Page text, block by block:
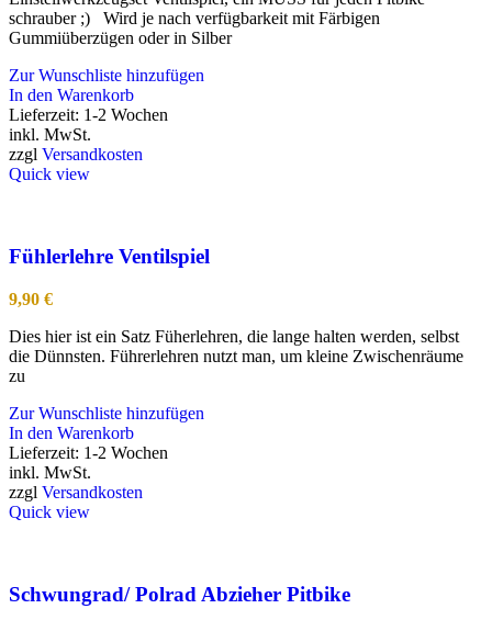
schrauber ;) Wird je nach verfügbarkeit mit Färbigen
Gummiüberzügen oder in Silber
Zur Wunschliste hinzufügen
In den Warenkorb
Lieferzeit: 1-2 Wochen
inkl. MwSt.
zzgl Versandkosten
Quick view
Fühlerlehre Ventilspiel
9,90 €
Dies hier ist ein Satz Füherlehren, die lange halten werden, selbst
die Dünnsten. Führerlehren nutzt man, um kleine Zwischenräume
zu
Zur Wunschliste hinzufügen
In den Warenkorb
Lieferzeit: 1-2 Wochen
inkl. MwSt.
zzgl Versandkosten
Quick view
Schwungrad/ Polrad Abzieher Pitbike